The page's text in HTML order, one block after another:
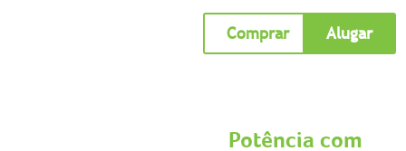
Comprar Alugar
Potência com